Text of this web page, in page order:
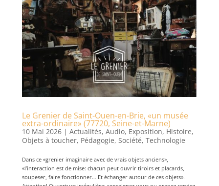
Le Grenier de Saint-Ouen-en-Brie, «un musée
extra-ordinaire» (77720, Seine-et-Marne)
10 Mai 2026| Actualités, Audio, Exposition, Histoire,
Objets à toucher, Pédagogie, Société, Technologie
Dans ce «grenier imaginaire avec de vrais objets anciens»,
«l’interaction est de mise: chacun peut ouvrir tiroirs et placards,
soupeser, faire fonctionner… Et échanger autour de ces objets».